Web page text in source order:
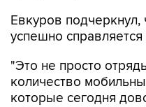
Евкуров
успешно
"Это не просто
количество
которые сегодня